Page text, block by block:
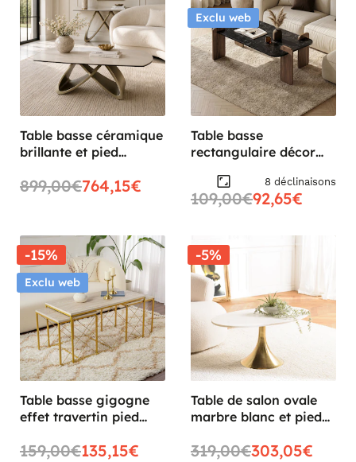
Table basse céramique
brillante et pied
899,00€764,15€
Exclu web
Table basse
rectangulaire décor
MARFA
8 déclinaisons
109,00€92,65€
-15%
Exclu web
Table basse gigogne
effet travertin pied
159,00€135,15€
-5%
Table de salon ovale
marbre blanc et pied
319,00€303,05€